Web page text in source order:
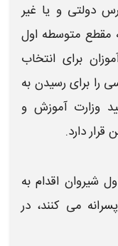
دولتی و یا غیر
مقطع متوسطه اول
برای انتخاب
را برای رسیدن به
وزارت آموزش و
دارد.
شیروان اقدام به
می کنند، در